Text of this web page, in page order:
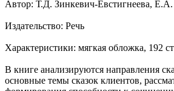
Автор: Т.Д. Зинкевич-Евстигнеева,
Издательство: Речь
Характеристики: мягкая обложка, 192
В книге анализируются направления
основные темы сказок клиентов,